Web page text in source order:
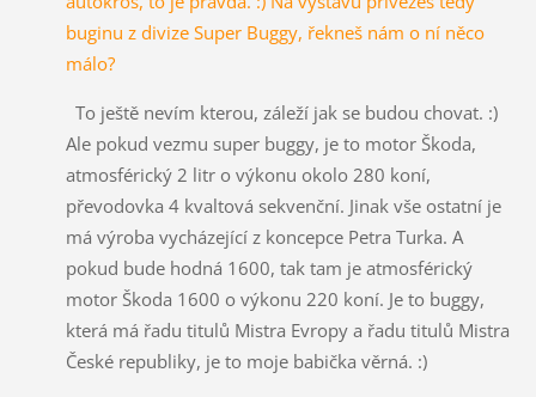
buginu z divize Super Buggy, řekneš nám o ní něco
málo?
To ještě nevím kterou, záleží jak se budou chovat. :)
Ale pokud vezmu super buggy, je to motor Škoda,
atmosférický 2 litr o výkonu okolo 280 koní,
převodovka 4 kvaltová sekvenční. Jinak vše ostatní je
má výroba vycházející z koncepce Petra Turka. A
pokud bude hodná 1600, tak tam je atmosférický
motor Škoda 1600 o výkonu 220 koní. Je to buggy,
která má řadu titulů Mistra Evropy a řadu titulů Mistra
České republiky, je to moje babička věrná. :)